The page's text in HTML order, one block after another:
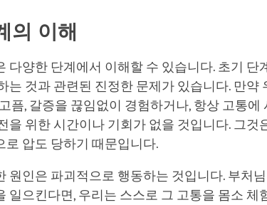
의 이해
다양한 단계에서 이해할 수 있습니다. 초기 단
는 것과 관련된 진정한 문제가 있습니다. 만약
픔, 갈증을 끊임없이 경험하거나, 항상 고통에
을 위한 시간이나 기회가 없을 것입니다. 그것
로 압도 당하기 때문입니다.
원인은 파괴적으로 행동하는 것입니다. 부처
일으킨다면, 우리는 스스로 그 고통을 몸소 체